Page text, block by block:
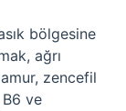
bölgesine
ağrı
zencefil
ve